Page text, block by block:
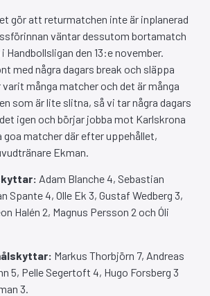
gör att returmatchen inte är inplanerad
väntar dessutom bortamatch
Handbollsligan den 13:e november.
med några dagars break och släppa
varit många matcher och det är många
som är lite slitna, så vi tar några dagars
igen och börjar jobba mot Karlskrona
goa matcher där efter uppehållet,
Ekman.
Adam Blanche 4, Sebastian
Spante 4, Olle Ek 3, Gustaf Wedberg 3,
Halén 2, Magnus Persson 2 och Óli
Markus Thorbjörn 7, Andreas
5, Pelle Segertoft 4, Hugo Forsberg 3
3.